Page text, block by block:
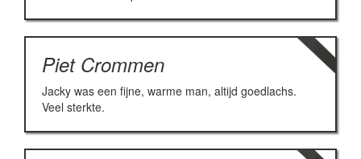
Piet Crommen
Jacky was een fijne, warme man, altijd goedlachs.
Veel sterkte.